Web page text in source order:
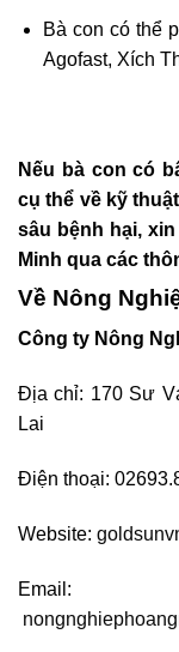
Bà con có thể
Agofast, Xích
Nếu bà con có
cụ thể về kỹ
sâu bệnh hại,
Minh qua các
Về Nông
Công ty Nông
Địa chỉ: 170 Sư
Lai
Điện thoại:
Website: